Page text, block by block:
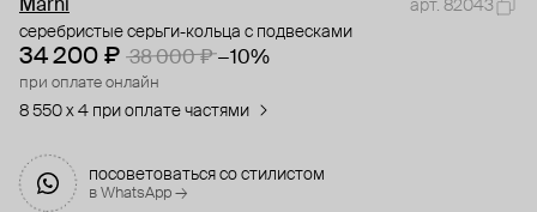
Marni
арт. 82043
серебристые серьги-кольца с подвесками
34 200 ₽ 38 000 ₽ −10%
при оплате онлайн
8 550 x 4 при оплате частями
посоветоваться со стилистом
в WhatsApp →